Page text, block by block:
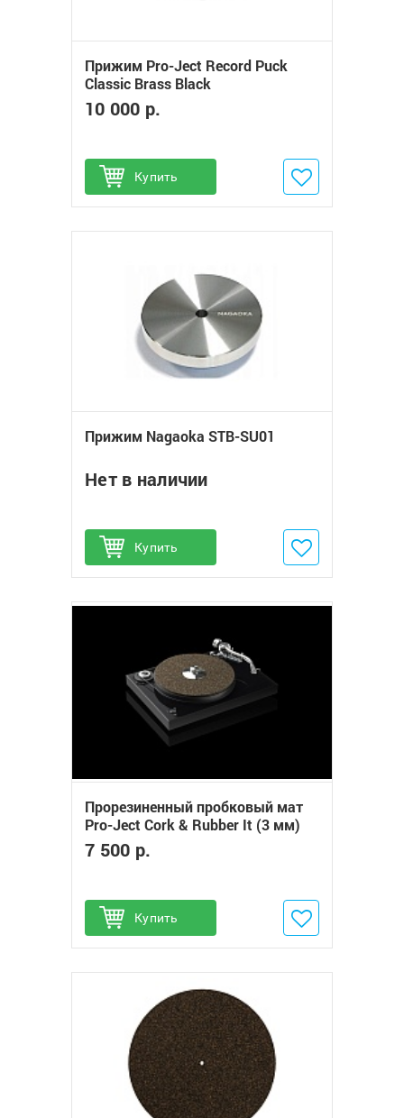
Прижим Pro-Ject Record Puck
Classic Brass Black
10 000 р.
Купить
Добавить в избранное
Прижим Nagaoka STB-SU01
Нет в наличии
Купить
Добавить в избранное
Прорезиненный пробковый мат
Pro-Ject Cork & Rubber It (3 мм)
7 500 р.
Купить
Добавить в избранное